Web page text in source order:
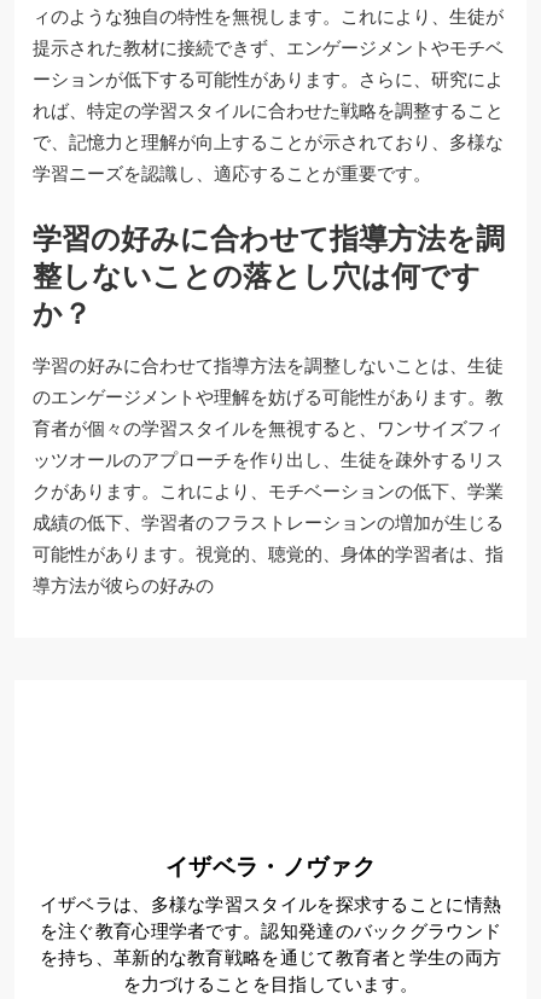
ィのような独自の特性を無視します。これにより、生徒が
提示された教材に接続できず、エンゲージメントやモチベ
ーションが低下する可能性があります。さらに、研究によ
れば、特定の学習スタイルに合わせた戦略を調整すること
で、記憶力と理解が向上することが示されており、多様な
学習ニーズを認識し、適応することが重要です。
学習の好みに合わせて指導方法を調
整しないことの落とし穴は何です
か？
学習の好みに合わせて指導方法を調整しないことは、生徒
のエンゲージメントや理解を妨げる可能性があります。教
育者が個々の学習スタイルを無視すると、ワンサイズフィ
ッツオールのアプローチを作り出し、生徒を疎外するリス
クがあります。これにより、モチベーションの低下、学業
成績の低下、学習者のフラストレーションの増加が生じる
可能性があります。視覚的、聴覚的、身体的学習者は、指
導方法が彼らの好みの
イザベラ・ノヴァク
イザベラは、多様な学習スタイルを探求することに情熱
を注ぐ教育心理学者です。認知発達のバックグラウンド
を持ち、革新的な教育戦略を通じて教育者と学生の両方
を力づけることを目指しています。